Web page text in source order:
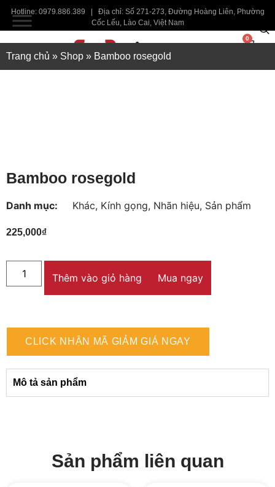
Hotline: 0979.886.389 | Địa chỉ: Số 271-273, Đường Hoàng Liên, Phường
Cốc Lếu, Lào Cai, Việt Nam
0
Trang chủ » Shop » Bamboo rosegold
Bamboo rosegold
Danh mục: Khác, Kính gọng, Nhãn hiệu, Sản phẩm
225,000₫
Thêm vào giỏ hàng Mua ngay
CLICK NHẬN MÃ GIẢM GIÁ NGAY
Mô tả sản phẩm
Sản phẩm liên quan